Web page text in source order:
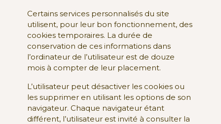
Certains services personnalisés du site
utilisent, pour leur bon fonctionnement, des
cookies temporaires. La durée de
conservation de ces informations dans
l’ordinateur de l’utilisateur est de douze
mois à compter de leur placement.
L’utilisateur peut désactiver les cookies ou
les supprimer en utilisant les options de son
navigateur. Chaque navigateur étant
différent, l’utilisateur est invité à consulter la